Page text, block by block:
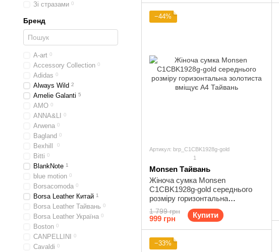
−44%
Артикул: brp_C1CBK1928g-gold
1
Monsen Тайвань
Жіноча сумка Monsen
C1CBK1928g-gold середнього
розміру горизонтальна
золотиста вміщує А4 Тайвань
1 799 грн
999 грн Купити
−33%
Зі стразами 0
Бренд
A-art 0
Accessory Collection 0
Adidas 0
Always Wild 2
Amelie Galanti 5
AMO 0
ANNA&LI 0
Arwena 0
Bagland 0
Bexhill 0
Bitti 0
BlankNote 1
blue motion 0
Borsacomoda 0
Borsa Leather Китай 1
Borsa Leather Тайвань 0
Borsa Leather Україна 0
Boston 0
CANPELLINI 0
Cavaldi 0